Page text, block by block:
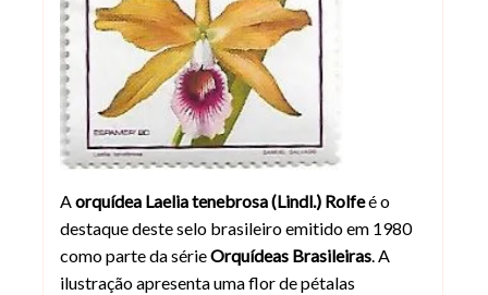
Aorquídea Laelia tenebrosa (Lindl.) Rolfeé o
destaque deste selo brasileiro emitido em 1980
como parte da sérieOrquídeas Brasileiras. A
ilustração apresenta uma flor de pétalas